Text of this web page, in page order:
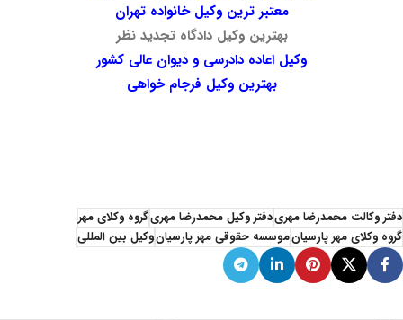
معتبر ترین وکیل خانواده تهران
بهترین وکیل دادگاه تجدید نظر
وکیل اعاده دادرسی و دیوان عالی کشور
بهترین وکیل فرجام خواهی
دفتر وکالت محمدرضا مهریدفتر وکیل محمدرضا مهریگروه وکلای مهر
گروه وکلای مهر پارسیانموسسه حقوقی مهر پارسیانوکیل بین المللی